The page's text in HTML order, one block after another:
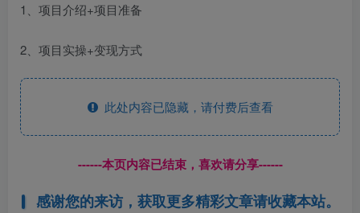
1、项目介绍+项目准备
2、项目实操+变现方式
此处内容已隐藏，请付费后查看
------本页内容已结束，喜欢请分享------
感谢您的来访，获取更多精彩文章请收藏本站。